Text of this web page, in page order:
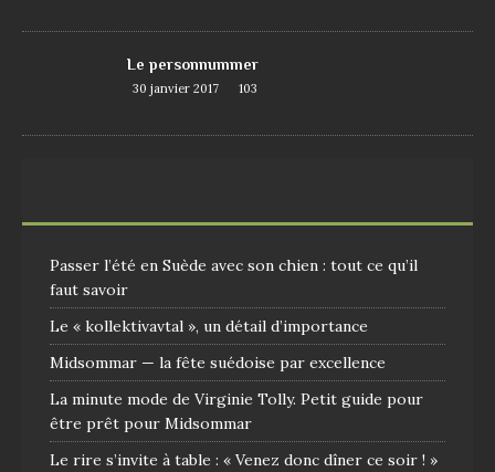
Le personnummer
30 janvier 2017 103
Passer l’été en Suède avec son chien : tout ce qu’il
faut savoir
Le « kollektivavtal », un détail d’importance
Midsommar — la fête suédoise par excellence
La minute mode de Virginie Tolly. Petit guide pour
être prêt pour Midsommar
Le rire s’invite à table : « Venez donc dîner ce soir ! »